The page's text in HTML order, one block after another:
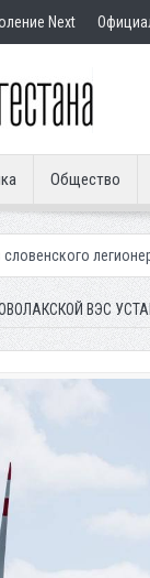
Next
Общество
Вынесен
ВЭС